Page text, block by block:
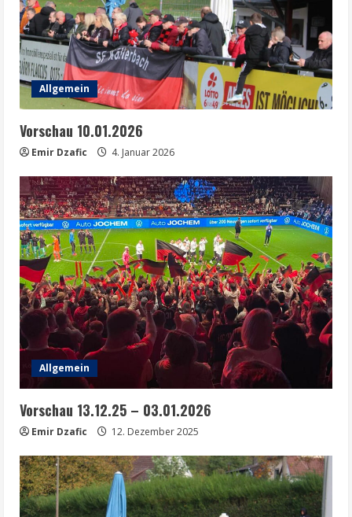
Allgemein
Vorschau 10.01.2026
Emir Dzafic 4. Januar 2026
Allgemein
Vorschau 13.12.25 – 03.01.2026
Emir Dzafic 12. Dezember 2025